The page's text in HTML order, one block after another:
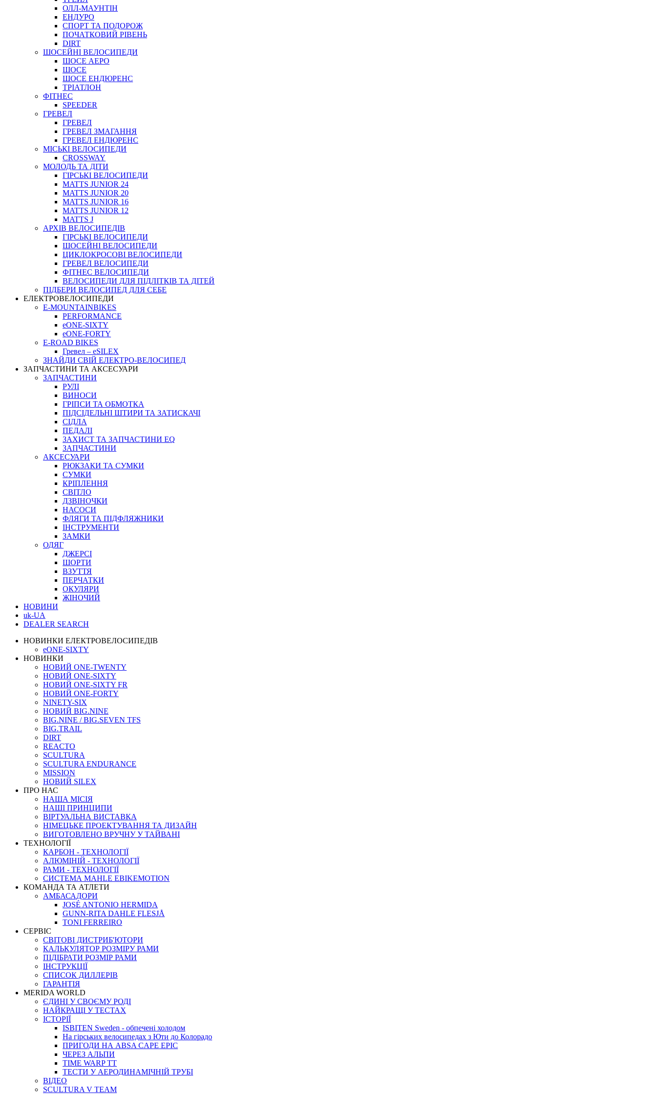
ОЛЛ-МАУНТIН
ЕНДУРО
СПОРТ ТА ПОДОРОЖ
ПОЧАТКОВИЙ РIВЕНЬ
DIRT
ШОСЕЙНІ ВЕЛОСИПЕДИ
ШОСЕ АЕРО
ШОСЕ
ШОСЕ ЕНДЮРЕНС
ТРІАТЛОН
ФІТНЕС
SPEEDER
ГРЕВЕЛ
ГРЕВЕЛ
ГРЕВЕЛ ЗМАГАННЯ
ГРЕВЕЛ ЕНДЮРЕНС
МІСЬКІ ВЕЛОСИПЕДИ
CROSSWAY
МОЛОДЬ ТА ДІТИ
ГIРСЬКI ВЕЛОСИПЕДИ
MATTS JUNIOR 24
MATTS JUNIOR 20
MATTS JUNIOR 16
MATTS JUNIOR 12
MATTS J
АРХIВ ВЕЛОСИПЕДIВ
ГІРСЬКІ ВЕЛОСИПЕДИ
ШОСЕЙНІ ВЕЛОСИПЕДИ
ЦИКЛОКРОСОВІ ВЕЛОСИПЕДИ
ГРЕВЕЛ ВЕЛОСИПЕДИ
ФІТНЕС ВЕЛОСИПЕДИ
ВЕЛОСИПЕДИ ДЛЯ ПІДЛІТКІВ ТА ДІТЕЙ
ПIДБЕРИ ВЕЛОСИПЕД ДЛЯ СЕБЕ
ЕЛЕКТРОВЕЛОСИПЕДИ
E-MOUNTAINBIKES
PERFORMANCE
eONE-SIXTY
eONE-FORTY
E-ROAD BIKES
Гревел – eSILEX
ЗНАЙДИ СВІЙ ЕЛЕКТРО-ВЕЛОСИПЕД
ЗАПЧАСТИНИ ТА АКСЕСУАРИ
ЗАПЧАСТИНИ
РУЛІ
ВИНОСИ
ГРІПСИ ТА ОБМОТКА
ПІДСІДЕЛЬНІ ШТИРИ ТА ЗАТИСКАЧІ
СІДЛА
ПЕДАЛІ
ЗАХИСТ ТА ЗАПЧАСТИНИ EQ
ЗАПЧАСТИНИ
АКСЕСУАРИ
РЮКЗАКИ ТА СУМКИ
СУМКИ
КРІПЛЕННЯ
СВІТЛО
ДЗВІНОЧКИ
НАСОСИ
ФЛЯГИ ТА ПІДФЛЯЖНИКИ
ІНСТРУМЕНТИ
ЗАМКИ
ОДЯГ
ДЖЕРСІ
ШОРТИ
ВЗУТТЯ
ПЕРЧАТКИ
ОКУЛЯРИ
ЖІНОЧИЙ
НОВИНИ
uk-UA
DEALER SEARCH
НОВИНКИ ЕЛЕКТРОВЕЛОСИПЕДІВ
eONE-SIXTY
НОВИНКИ
НОВИЙ ONE-TWENTY
НОВИЙ ONE-SIXTY
НОВИЙ ONE-SIXTY FR
НОВИЙ ONE-FORTY
NINETY-SIX
НОВИЙ BIG.NINE
BIG.NINE / BIG.SEVEN TFS
BIG.TRAIL
DIRT
REACTO
SCULTURA
SCULTURA ENDURANCE
MISSION
НОВИЙ SILEX
ПРО НАС
НАША МICIЯ
НАШI ПРИНЦИПИ
ВIРТУАЛЬНА ВИСТАВКА
НІМЕЦЬКЕ ПРОЕКТУВАННЯ ТА ДИЗАЙН
ВИГОТОВЛЕНО ВРУЧНУ У ТАЙВАНІ
ТЕХНОЛОГІЇ
КАРБОН - ТЕХНОЛОГІЇ
АЛЮМІНІЙ - ТЕХНОЛОГІЇ
РАМИ - ТЕХНОЛОГІЇ
СИСТЕМА MAHLE EBIKEMOTION
КОМАНДА ТА АТЛЕТИ
АМБАСАДОРИ
JOSÉ ANTONIO HERMIDA
GUNN-RITA DAHLE FLESJÅ
TONI FERREIRO
СЕРВІС
СВІТОВІ ДИСТРИБ'ЮТОРИ
КАЛЬКУЛЯТОР РОЗМIРУ РАМИ
ПІДІБРАТИ РОЗМІР РАМИ
IНСТРУКЦIЇ
СПИСОК ДИЛЛЕРІВ
ГАРАНТIЯ
MERIDA WORLD
ЄДИНI У СВОЄМУ РОДI
НАЙКРАЩІ У ТЕСТАХ
ІСТОРІЇ
ISBITEN Sweden - обпечені холодом
На гірських велосипедах з Юти до Колорадо
ПРИГОДИ НА ABSA CAPE EPIC
ЧЕРЕЗ АЛЬПИ
TIME WARP TT
ТЕСТИ У АЕРОДИНАМІЧНІЙ ТРУБІ
ВІДЕО
SCULTURA V TEAM